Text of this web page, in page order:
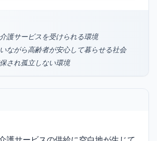
護サービスを受けられる環境
ながら高齢者が安心して暮らせる社会
され孤立しない環境